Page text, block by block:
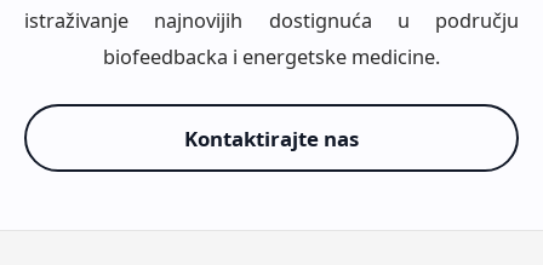
istraživanje najnovijih dostignuća u području
biofeedbacka i energetske medicine.
Kontaktirajte nas